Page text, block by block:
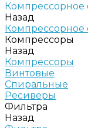
Компрессорное
Назад
Компрессорное
Компрессоры
Назад
Компрессоры
Винтовые
Спиральные
Ресиверы
Фильтра
Назад